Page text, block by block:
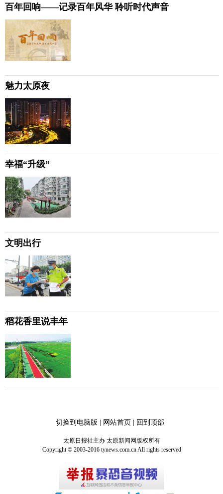
百年回响——记录百年风华 聆听时代声音
魅力太原夜
幸福“升级”
文明出行
稻花香里说丰年
切换到电脑版 | 网站首页| 回到顶部|
太原日报社主办 太原新闻网版权所有
Copyright © 2003-2016 tynews.com.cn All rights reserved